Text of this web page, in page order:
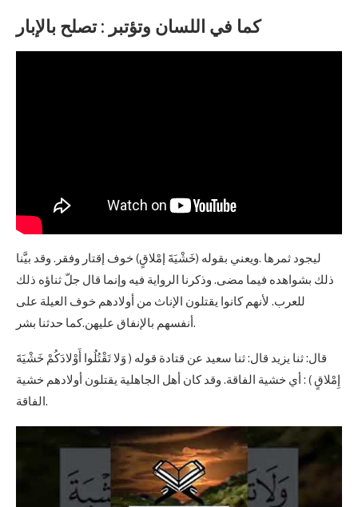
كما في اللسان وتؤتبر : تصلح بالإبار
ليجود ثمرها .ويعني بقوله (خَشْيَةَ إمْلاقٍ) خوف إقتار وفقر. وقد بيَّنا
ذلك بشواهده فيما مضى. وذكرنا الرواية فيه وإنما قال جلّ ثناؤه ذلك
للعرب. لأنهم كانوا يقتلون الإناث من أولادهم خوف العيلة على
أنفسهم بالإنفاق عليهن.كما حدثنا بشر.
قال: ثنا يزيد قال: ثنا سعيد عن قتادة قوله ( وَلا تَقْتُلُوا أَوْلادَكُمْ خَشْيَةَ
إِمْلاقٍ ) : أي خشية الفاقة. وقد كان أهل الجاهلية يقتلون أولادهم خشية
الفاقة.